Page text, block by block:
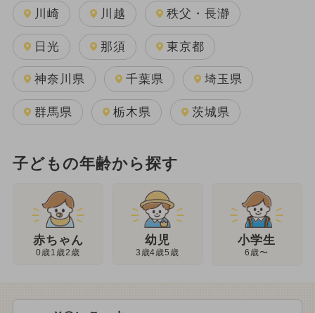
川崎 川越 秩父・長瀞
日光 那須 東京都
神奈川県 千葉県 埼玉県
群馬県 栃木県 茨城県
子どもの年齢から探す
赤ちゃん
0歳1歳2歳
幼児
3歳4歳5歳
小学生
6歳〜